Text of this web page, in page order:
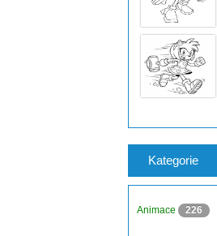
Kategorie
Animace 226